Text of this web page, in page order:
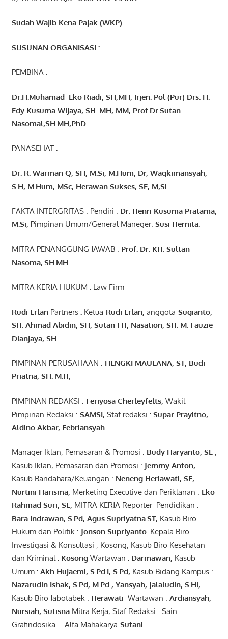
Sudah Wajib Kena Pajak (WKP)
SUSUNAN ORGANISASI :
PEMBINA :
Dr.H.Muhamad Eko Riadi, SH,MH, Irjen. Pol (Pur) Drs. H.
Edy Kusuma Wijaya, SH. MH, MM, Prof. Dr.Sutan
Nasomal,SH.MH,PhD.
PANASEHAT :
Dr. R. Warman Q, SH, M.Si, M.Hum, Dr, Waqkimansyah,
S.H, M.Hum, MSc, Herawan Sukses, SE, M,Si
FAKTA INTERGRITAS : Pendiri : Dr. Henri Kusuma Pratama,
M.Si, Pimpinan Umum/General Maneger: Susi Hernita.
MITRA PENANGGUNG JAWAB : Prof. Dr. KH. Sultan
Nasoma,.SH.MH.
MITRA KERJA HUKUM : Law Firm
Rudi ErlanPartners : Ketua-Rudi Erlan, anggota-Sugianto,
SH. Ahmad Abidin, SH, SutanFH, Nasation, SH. M. Fauzie
Dianjaya, SH
PIMPINAN PERUSAHAAN : HENGKI MAULANA, ST, Budi
Priatna, SH. M.H,
PIMPINAN REDAKSI : Feriyosa Cherleyfelts, Wakil
Pimpinan Redaksi : SAMSI, Staf redaksi : Supar Prayitno,
Aldino Akbar, Febriansyah.
Manager Iklan, Pemasaran & Promosi : Budy Haryanto, SE,
Kasub Iklan, Pemasaran dan Promosi : Jemmy Anton,
Kasub Bandahara/Keuangan : Neneng Heriawati, SE,
Nurtini Harisma, Merketing Executive dan Periklanan : Eko
Rahmad Suri, SE, MITRA KERJA Reporter Pendidikan :
Bara Indrawan, S.Pd, Agus Supriyatna.ST, Kasub Biro
Hukum dan Politik : Jonson Supriyanto. Kepala Biro
Investigasi & Konsultasi , Kosong, Kasub Biro Kesehatan
dan Kriminal: KosongWartawan : Darmawan, Kasub
Umum : Akh Hujaemi, S.Pd.I, S.Pd, Kasub Bidang Kampus :
Nazarudin Ishak, S.Pd, M.Pd, Yansyah, Jalaludin, S.Hi,
Kasub Biro Jabotabek : Herawati Wartawan : Ardiansyah,
Nursiah, SutisnaMitra Kerja, Staf Redaksi : Sain
Grafindosika – Alfa Mahakarya-Sutani